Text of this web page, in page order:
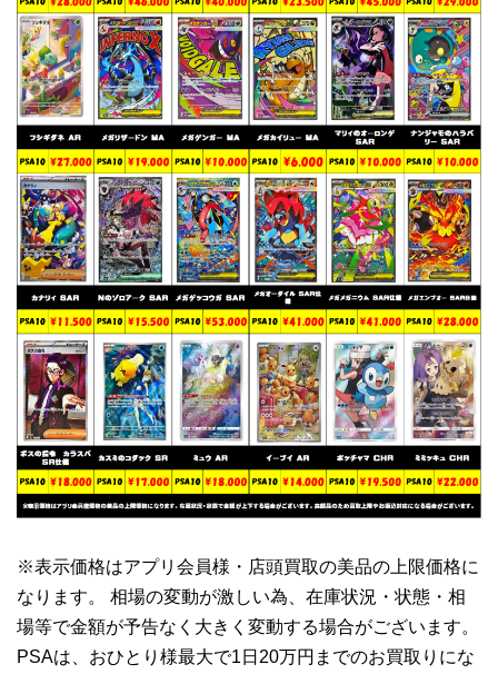
※表示価格はアプリ会員様・店頭買取の美品の上限価格に
なります。 相場の変動が激しい為、在庫状況・状態・相
場等で金額が予告なく大きく変動する場合がございます。
PSAは、おひとり様最大で1日20万円までのお買取りにな